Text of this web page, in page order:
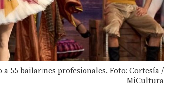
55 bailarines profesionales. Foto: Cortesía /
MiCultura